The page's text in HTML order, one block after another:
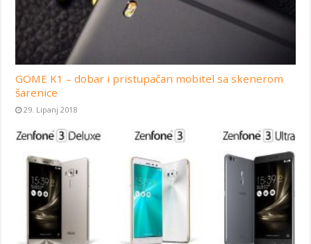
GOME K1 – dobar i pristupačan mobitel sa skenerom
šarenice
29. Lipanj 2018